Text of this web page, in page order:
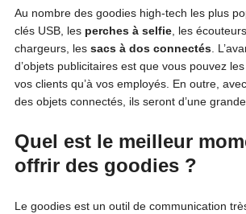
Au nombre des goodies high-tech les plus
clés USB, lesperches à selfie, les
chargeurs, les sacs à dos connectés.
d’objets publicitaires est que vous pouvez
vos clients qu’à vos employés. En outre,
des objets connectés, ils seront d’une
Quel est le meilleur
offrir des goodies ?
Le goodies est un outil de communication